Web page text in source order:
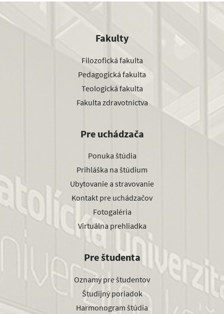
Fakulty
Filozofická fakulta
Pedagogická fakulta
Teologická fakulta
Fakulta zdravotníctva
Pre uchádzača
Ponuka štúdia
Prihláška na štúdium
Ubytovanie a stravovanie
Kontakt pre uchádzačov
Fotogaléria
Virtuálna prehliadka
Pre študenta
Oznamy pre študentov
Študijný poriadok
Harmonogram štúdia